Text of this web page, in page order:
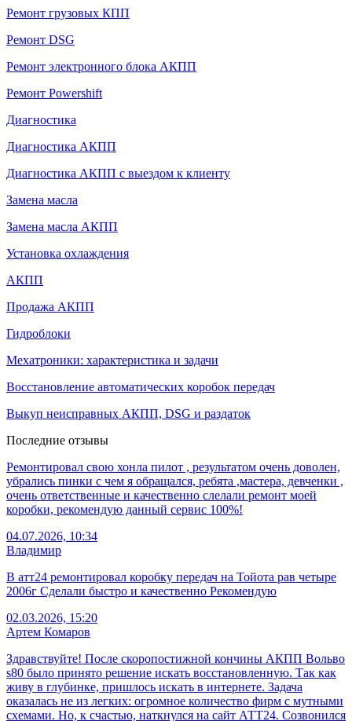
Ремонт грузовых КПП
Ремонт DSG
Ремонт электронного блока АКПП
Ремонт Powershift
Диагностика
Диагностика АКПП
Диагностика АКПП с выездом к клиенту
Замена масла
Замена масла АКПП
Установка охлаждения
АКПП
Продажа АКПП
Гидроблоки
Мехатроники: характеристика и задачи
Восстановление автоматических коробок передач
Выкуп неисправных АКПП, DSG и раздаток
Последние отзывы
Ремонтировал свою хонла пилот , результатом очень доволен,
убрались пинки с чем я обращался, ребята ,мастера, девченки ,
очень ответственные и качественно слелали ремонт моей
коробки, рекомендую данный сервис 100%!
04.07.2026, 10:34
Владимир
В атт24 ремонтировал коробку передач на Тойота рав четыре
2006г Сделали быстро и качественно Рекомендую
02.03.2026, 15:20
Артем Комаров
Здравствуйте! После скоропостижной кончины АКПП Вольво
s80 было принято решение искать восстановленную. Так как
живу в глубинке, пришлось искать в интернете. Задача
оказалась не из легких: огромное количество фирм с мутными
схемами. Но, к счастью, наткнулся на сайт АТТ24. Созвонился